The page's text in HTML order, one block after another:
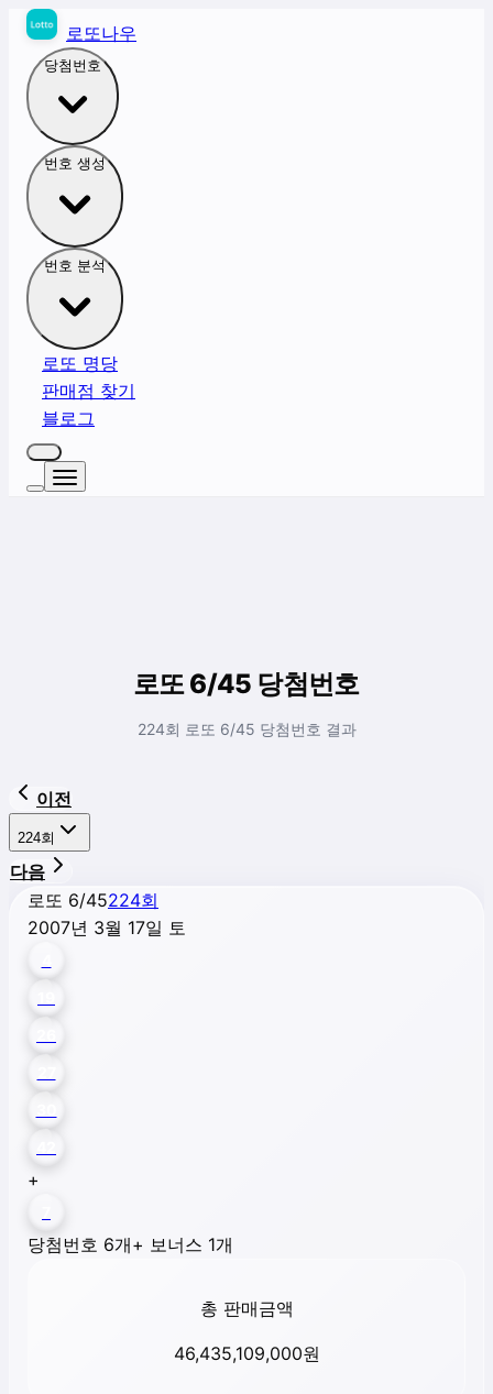
로또나우
당첨번호
번호 생성
번호 분석
로또 명당
판매점 찾기
블로그
로또 6/45 당첨번호
224회 로또 6/45 당첨번호 결과
이전
224회
다음
로또 6/45224회
2007년 3월 17일 토
+
당첨번호 6개+ 보너스 1개
총 판매금액
46,435,109,000원